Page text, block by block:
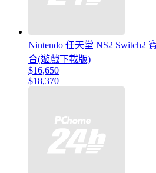
Nintendo 任天堂 NS2 Switch2
合(遊戲下載版)
$16,650
$18,370